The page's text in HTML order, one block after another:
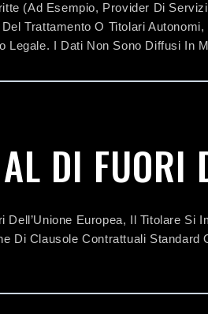
(ad Esempio, Provider Di
Trattamento O Titolari
I Dati Non Sono Diffusi In
DI FUORI
Europea, Il Titolare Si
Di Clausole Contrattuali Standard